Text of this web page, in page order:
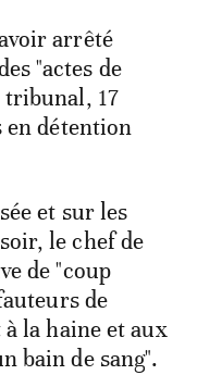
arrêté
"actes de
tribunal, 17
en détention
et sur les
le chef de
de "coup
de
la haine et aux
bain de sang".